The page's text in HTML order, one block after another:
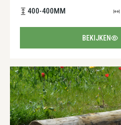
400-400MM
BEKIJKEN